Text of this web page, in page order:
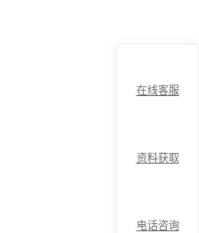
在线客服
资料获取
电话咨询